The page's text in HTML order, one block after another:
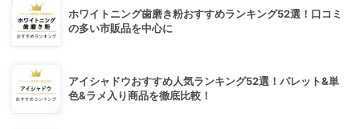
ホワイトニング歯磨き粉おすすめランキング52選！口コミ
の多い市販品を中心に
アイシャドウおすすめ人気ランキング52選！パレット&単
色&ラメ入り商品を徹底比較！